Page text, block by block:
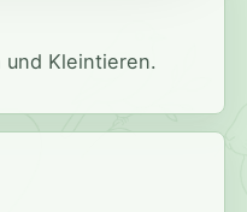
Kleintieren.